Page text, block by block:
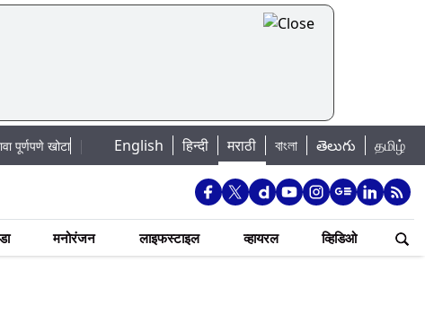
|Mumbai Lake Water Levels: मुंबई पाणीपुरवठा अपडेट: शहरातील 7 तलावांमधील
English हिन्दी मराठी বাংলা తెలుగు தமிழ்
मनोरंजन लाइफस्टाइल व्हायरल व्हिडिओ